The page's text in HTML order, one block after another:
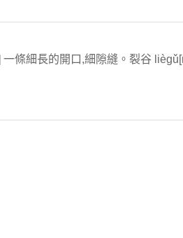
條細長的開口,細隙縫。裂谷